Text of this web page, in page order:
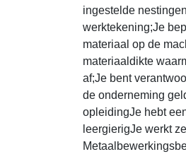
ingestelde
werktekening;Je
materiaal op de
materiaaldikte
af;Je bent
de onderneming
opleidingJe hebt
leergierigJe werkt